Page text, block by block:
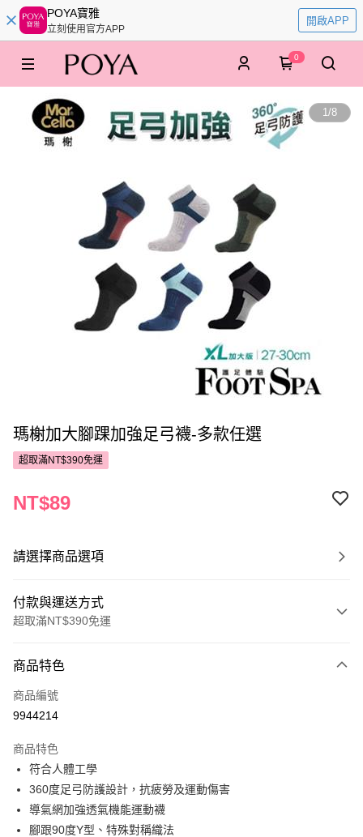
POYA寶雅
立刻使用官方APP
開啟APP
0
1/8
瑪榭加大腳踝加強足弓襪-多款任選
超取滿NT$390免運
NT$89
請選擇商品選項
付款與運送方式
超取滿NT$390免運
POYA支付
信用卡一次付款
LINE Pay
Apple Pay
街口支付
商品特色
商品編號
9944214
商品特色
符合人體工學
360度足弓防護設計，抗疲勞及運動傷害
導氣網加強透氣機能運動襪
腳跟90度Y型、特殊對稱織法